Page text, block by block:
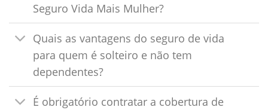
Seguro Vida Mais Mulher?
Quais as vantagens do seguro de vida
para quem é solteiro e não tem
dependentes?
É obrigatório contratar a cobertura de